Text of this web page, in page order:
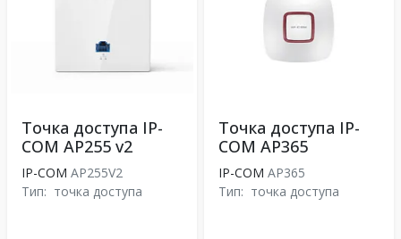
Точка доступа IP-
COM AP255 v2
IP-COM AP255V2
Тип: точка доступа
Точка доступа IP-
COM AP365
IP-COM AP365
Тип: точка доступа